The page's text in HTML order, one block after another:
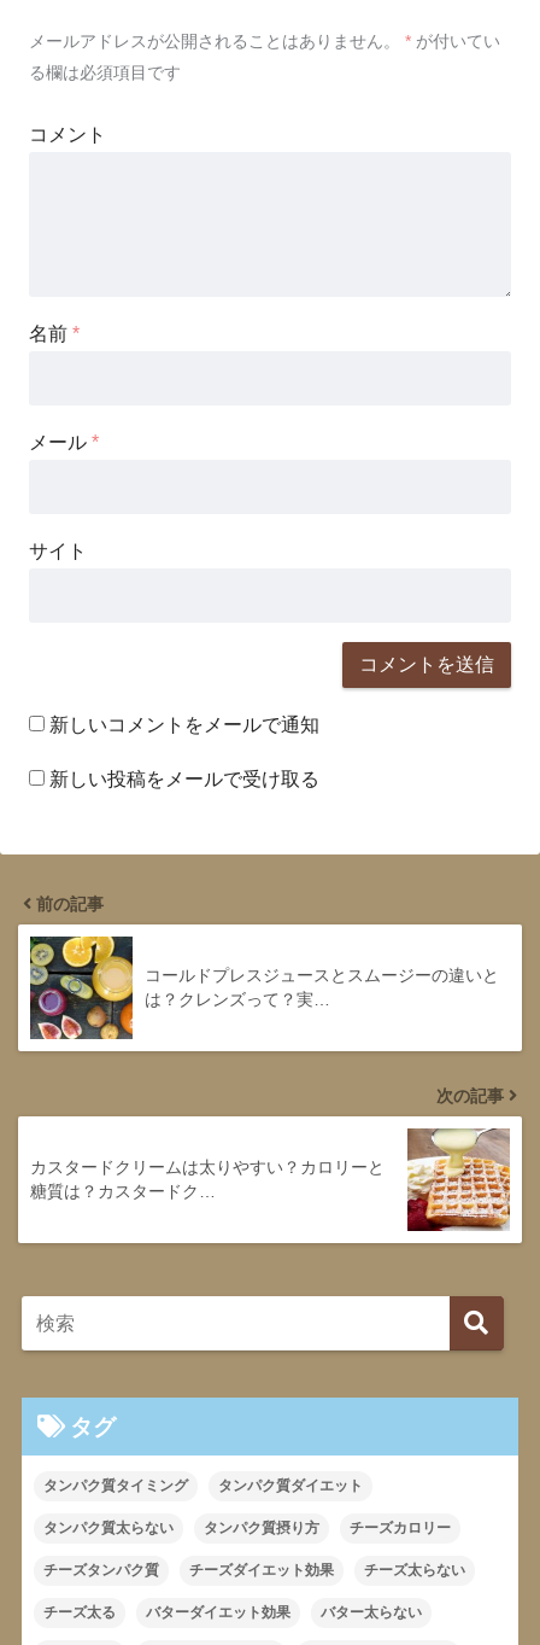
メールアドレスが公開されることはありません。 * が付いてい
る欄は必須項目です
コメント
名前 *
メール *
サイト
新しいコメントをメールで通知
新しい投稿をメールで受け取る
前の記事
コールドプレスジュースとスムージーの違いと
は？クレンズって？実…
次の記事
カスタードクリームは太りやすい？カロリーと
糖質は？カスタードク…
タグ
タンパク質タイミング タンパク質ダイエット
タンパク質太らない タンパク質摂り方 チーズカロリー
チーズタンパク質 チーズダイエット効果 チーズ太らない
チーズ太る バターダイエット効果 バター太らない